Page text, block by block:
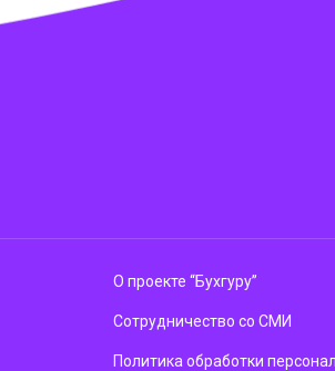
О проекте “Бухгуру”
Сотрудничество со СМИ
Политика обработки